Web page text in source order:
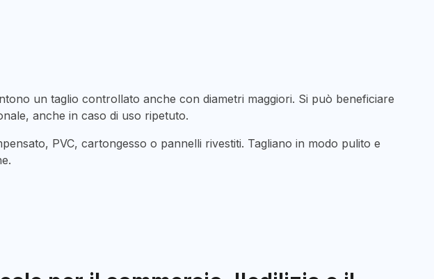
un taglio controllato anche con diametri maggiori. Si può beneficiare
anche in caso di uso ripetuto.
PVC, cartongesso o pannelli rivestiti. Tagliano in modo pulito e